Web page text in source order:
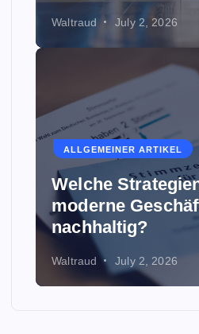
Waltraud July 2, 2026
ALLGEMEINER ARTIKEL
Welche
moderne
nachhaltig?
Waltraud July 2, 2026